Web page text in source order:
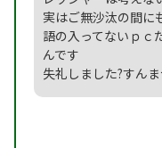
実はご無沙汰の間に
語の入ってないｐｃ
んです
失礼しました?すん